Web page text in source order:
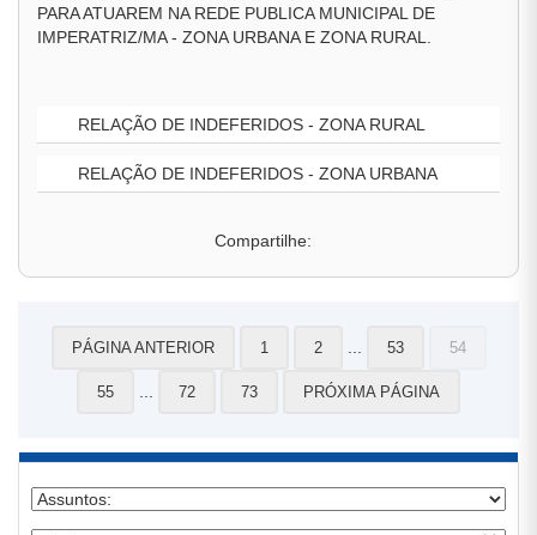
PARA ATUAREM NA REDE PUBLICA MUNICIPAL DE
IMPERATRIZ/MA - ZONA URBANA E ZONA RURAL.
RELAÇÃO DE INDEFERIDOS - ZONA RURAL
RELAÇÃO DE INDEFERIDOS - ZONA URBANA
Compartilhe:
PÁGINA ANTERIOR 1 2 53 54
55 72 73 PRÓXIMA PÁGINA